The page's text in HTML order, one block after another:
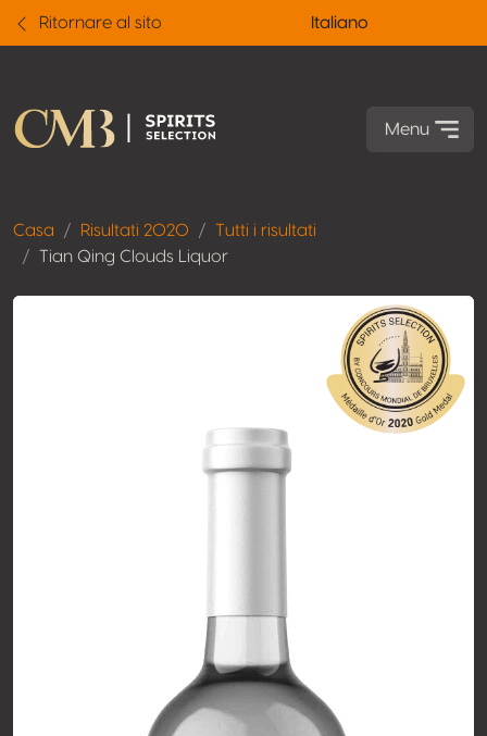
Ritornare al sito Italiano
Menu
Casa Risultati 2020
Tutti i risultati
Tian Qing Clouds Liquor